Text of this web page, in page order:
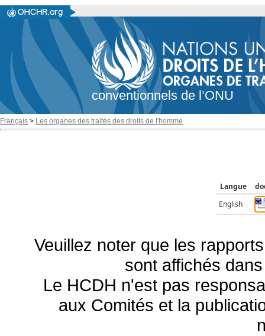
conventionnels de l’ONU
Français > Les organes des traités des droits de l'homme
Langue
English
Veuillez noter que les
sont affichés
Le HCDH n'est pas
aux Comités et la